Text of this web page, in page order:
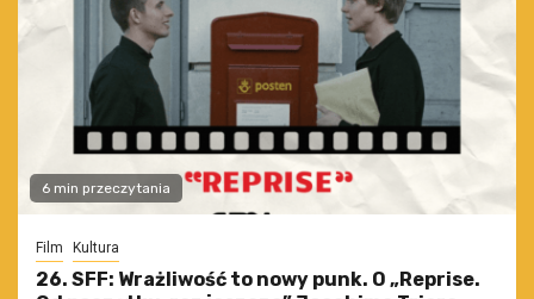
6 min przeczytania
Film Kultura
26. SFF: Wrażliwość to nowy punk. O „Reprise.